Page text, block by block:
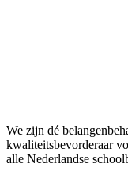
We zijn dé
kwaliteitsbevorderaar
alle Nederlandse